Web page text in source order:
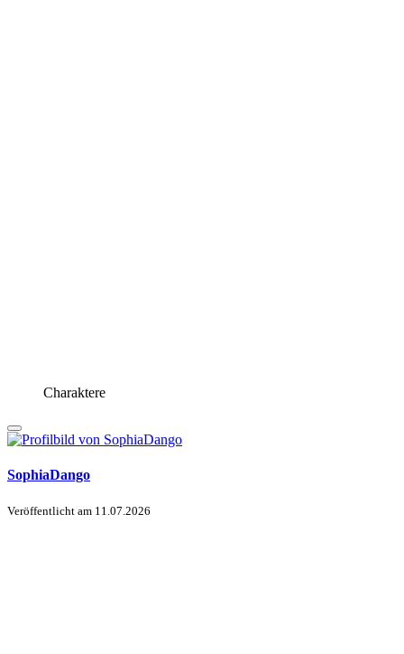
Charaktere
SophiaDango
Veröffentlicht am 11.07.2026